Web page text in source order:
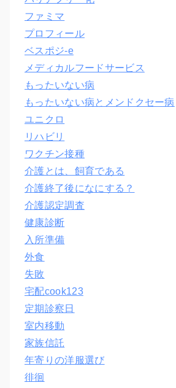
ファミマ
プロフィール
ベスポジ-e
メディカルフードサービス
もったいない病
もったいない病とメンドクセー病
ユニクロ
リハビリ
ワクチン接種
介護とは、飼育である
介護終了後になにする？
介護認定調査
健康診断
入所準備
外食
失敗
宅配cook123
定期診察日
室内移動
家族信託
年寄りの洋服選び
徘徊